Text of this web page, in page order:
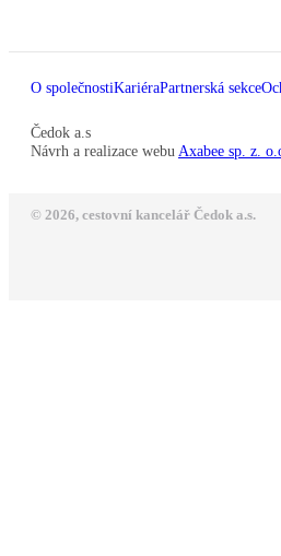
O společnostiKariéraPartnerská sekce
Čedok a.s
Návrh a realizace webu Axabee sp. z.
© 2026, cestovní kancelář Čedok a.s.